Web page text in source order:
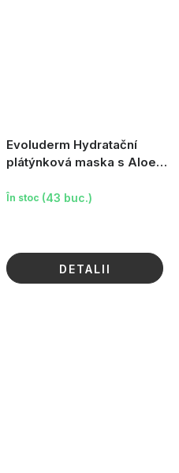
Evoluderm Hydratační
plátýnková maska s Aloe
În stoc (43 buc.)
DETALII